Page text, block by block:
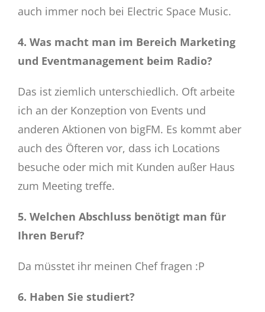
auch immer noch bei Electric Space Music.
4. Was macht man im Bereich Marketing
und Eventmanagement beim Radio?
Das ist ziemlich unterschiedlich. Oft arbeite
ich an der Konzeption von Events und
anderen Aktionen von bigFM. Es kommt aber
auch des Öfteren vor, dass ich Locations
besuche oder mich mit Kunden außer Haus
zum Meeting treffe.
5. Welchen Abschluss benötigt man für
Ihren Beruf?
Da müsstet ihr meinen Chef fragen :P
6. Haben Sie studiert?